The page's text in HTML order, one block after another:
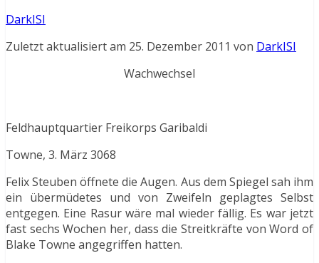
DarkISI
Zuletzt aktualisiert am 25. Dezember 2011 von DarkISI
Wachwechsel
Feldhauptquartier Freikorps Garibaldi
Towne, 3. März 3068
Felix Steuben öffnete die Augen. Aus dem Spiegel sah ihm
ein übermüdetes und von Zweifeln geplagtes Selbst
entgegen. Eine Rasur wäre mal wieder fällig. Es war jetzt
fast sechs Wochen her, dass die Streitkräfte von Word of
Blake Towne angegriffen hatten.